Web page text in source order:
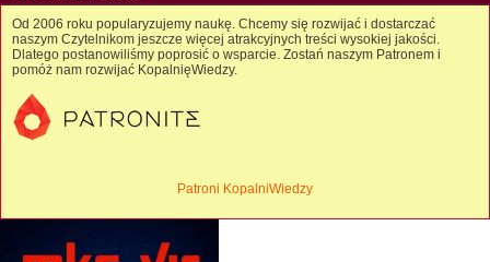
Od 2006 roku popularyzujemy naukę. Chcemy się rozwijać i dostarczać
naszym Czytelnikom jeszcze więcej atrakcyjnych treści wysokiej jakości.
Dlatego postanowiliśmy poprosić o wsparcie. Zostań naszym Patronem i
pomóż nam rozwijać KopalnięWiedzy.
Patroni KopalniWiedzy